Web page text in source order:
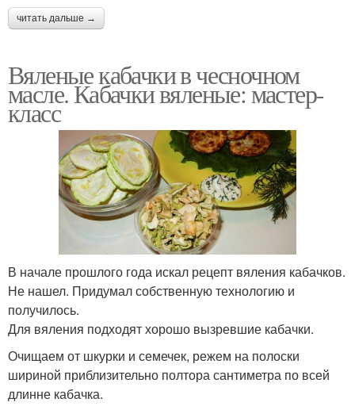
читать дальше →
Вяленые кабачки в чесночном
масле. Кабачки вяленые: мастер-
класс
В начале прошлого года искал рецепт вяления кабачков.
Не нашел. Придумал собственную технологию и
получилось.
Для вяления подходят хорошо вызревшие кабачки.
Очищаем от шкурки и семечек, режем на полоски
шириной приблизительно полтора сантиметра по всей
длинне кабачка.